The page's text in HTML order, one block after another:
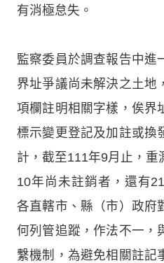
有消極怠失。
監察委員於調查報告中進
界址爭議尚未解決之土地
項欄註明相關字樣，俟界
標示變更登記及加註或換
計，截至111年9月止，重
10年尚未註銷者，還有
各直轄市、縣（市）政府
何列管追蹤，作法不一，
繫機制，為避免相關註記